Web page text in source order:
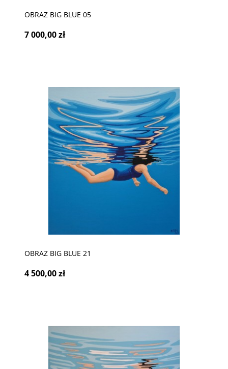
OBRAZ BIG BLUE 05
7 000,00 zł
OBRAZ BIG BLUE 21
4 500,00 zł